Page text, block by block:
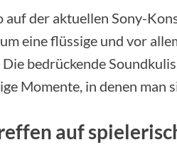
auf der aktuellen Sony-
eine flüssige und vor
bedrückende
Momente, in denen man
auf